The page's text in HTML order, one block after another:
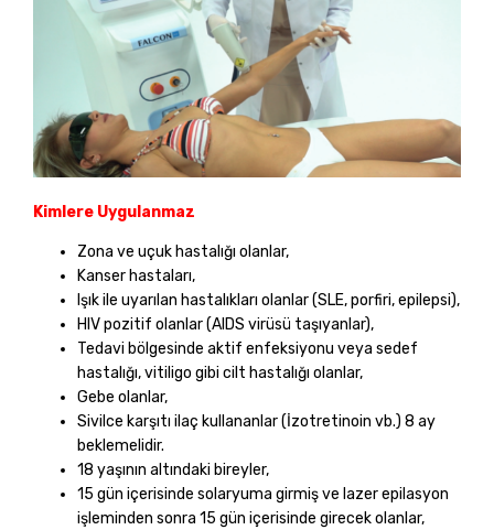
Kimlere Uygulanmaz
Zona ve uçuk hastalığı olanlar,
Kanser hastaları,
Işık ile uyarılan hastalıkları olanlar (SLE, porfiri, epilepsi),
HIV pozitif olanlar (AIDS virüsü taşıyanlar),
Tedavi bölgesinde aktif enfeksiyonu veya sedef
hastalığı, vitiligo gibi cilt hastalığı olanlar,
Gebe olanlar,
Sivilce karşıtı ilaç kullananlar (İzotretinoin vb.) 8 ay
beklemelidir.
18 yaşının altındaki bireyler,
15 gün içerisinde solaryuma girmiş ve lazer epilasyon
işleminden sonra 15 gün içerisinde girecek olanlar,